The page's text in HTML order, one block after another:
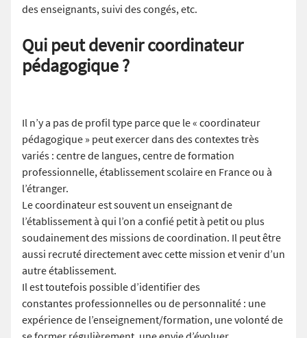
des enseignants, suivi des congés, etc.
Qui peut devenir coordinateur
pédagogique ?
Il n’y a pas de profil type parce que le « coordinateur
pédagogique » peut exercer dans des contextes très
variés : centre de langues, centre de formation
professionnelle, établissement scolaire en France ou à
l’étranger.
Le coordinateur est souvent un enseignant de
l’établissement à qui l’on a confié petit à petit ou plus
soudainement des missions de coordination. Il peut être
aussi recruté directement avec cette mission et venir d’un
autre établissement.
Il est toutefois possible d’identifier des
constantes professionnelles ou de personnalité : une
expérience de l’enseignement/formation, une volonté de